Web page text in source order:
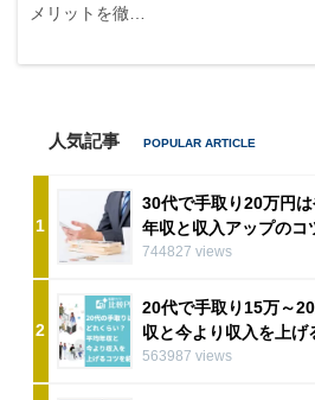
メリットを徹…
人気記事
1
30代で手取り20万円
年収と収入アップのコ
744827 views
2
20代で手取り15万～
収と今より収入を上げ
563987 views